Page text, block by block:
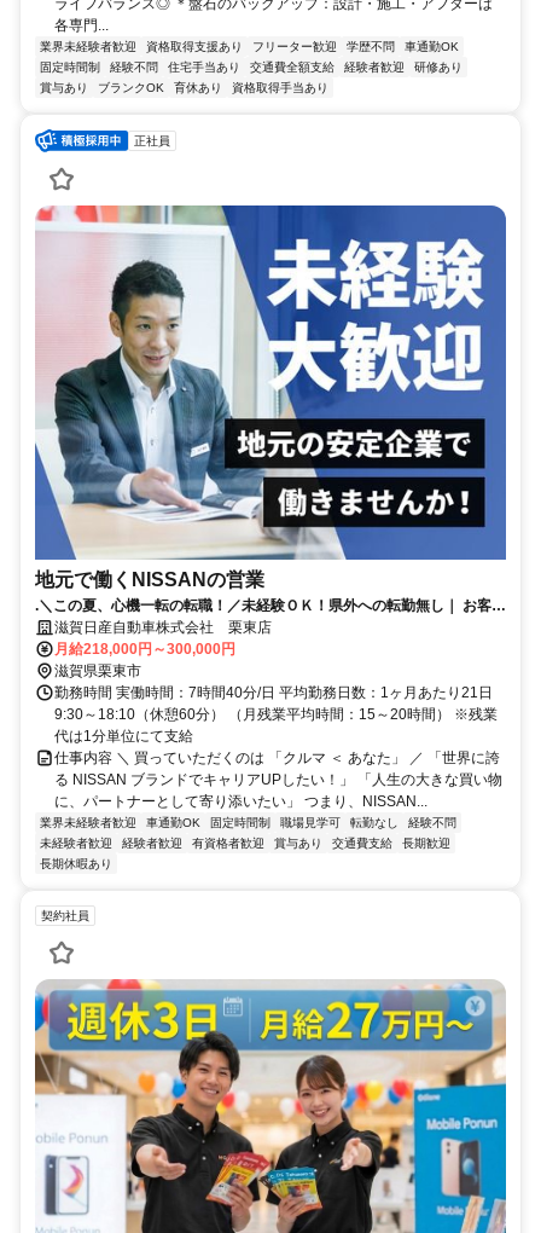
ライフバランス◎ ＊盤石のバックアップ：設計・施工・アフターは
各専門...
業界未経験者歓迎 資格取得支援あり フリーター歓迎 学歴不問
車通勤OK
固定時間制
経験不問 住宅手当あり 交通費全額支給 経験者歓迎
研修あり
賞与あり
ブランクOK 育休あり 資格取得手当あり
正社員
地元で働くNISSANの営業
.＼この夏、心機一転の転職！／未経験ＯＫ！県外への転勤無し｜ お客さ
まの人生に寄り添える仕事！賞与＆インセンティブあり
滋賀日産自動車株式会社 栗東店
月給218,000円～300,000円
滋賀県栗東市
勤務時間 実働時間：7時間40分/日 平均勤務日数：1ヶ月あたり21日
9:30～18:10（休憩60分） （月残業平均時間：15～20時間） ※残業
代は1分単位にて支給
仕事内容 ＼ 買っていただくのは 「クルマ ＜ あなた」 ／ 「世界に誇
る NISSAN ブランドでキャリアUPしたい！」 「人生の大きな買い物
に、パートナーとして寄り添いたい」 つまり、NISSAN...
業界未経験者歓迎 車通勤OK 固定時間制 職場見学可 転勤なし
経験不問
未経験者歓迎
経験者歓迎 有資格者歓迎 賞与あり 交通費支給
長期歓迎
長期休暇あり
契約社員